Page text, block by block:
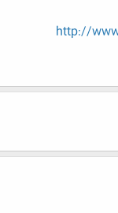
http://